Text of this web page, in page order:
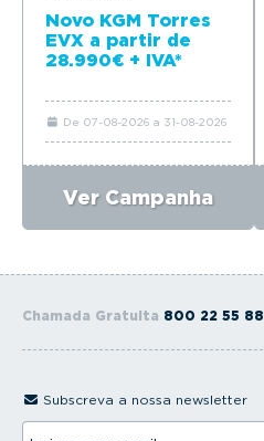
Novo KGM Torres
EVX a partir de
28.990€ + IVA*
De 07-08-2026 a 31-08-2026
Ver Campanha
Chamada Gratuita 800 22 55 88
Subscreva a nossa newsletter